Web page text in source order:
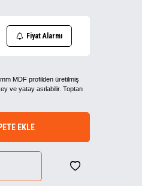
Fiyat Alarmı
MDF profilden üretilmiş
ve yatay asılabilir. Toptan
EKLE